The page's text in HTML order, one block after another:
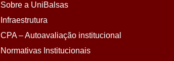
Sobre a UniBalsas
Infraestrutura
CPA – Autoavaliação institucional
Normativas Institucionais